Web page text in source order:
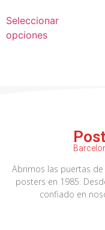
Seleccionar
opciones
Abrimos las puertas
posters en 1985.
confiado en